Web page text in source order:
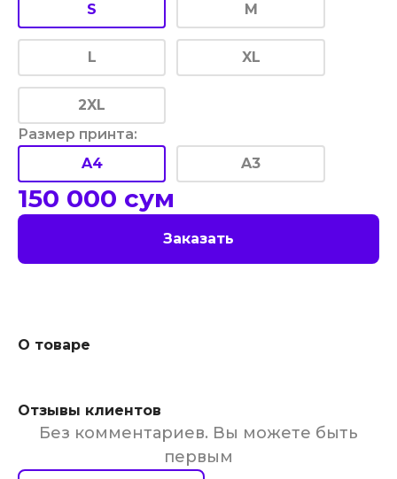
S
M
L XL
2XL
Размер принта:
A4
A3
150 000 сум
Заказать
О товаре
Отзывы клиентов
Без комментариев. Вы можете быть
первым